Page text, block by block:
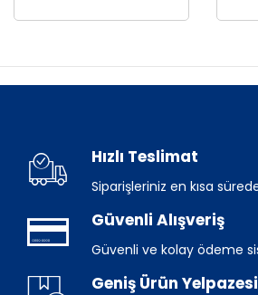
Hızlı Teslimat
Siparişleriniz en kısa
Güvenli Alışveriş
Güvenli ve kolay ödeme
Geniş Ürün Yelpazesi